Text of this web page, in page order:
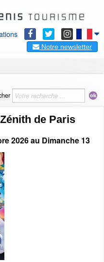
Notre newsletter
de Paris
2026au Dimanche 13